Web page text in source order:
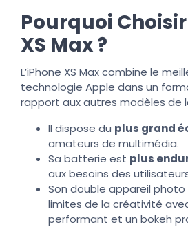
Pourquoi
XS Max ?
L’iPhone XS Max combine le
technologie Apple dans un
rapport aux autres modèles de
Il dispose du plus grand
amateurs de multimédia.
Sa batterie est plus
aux besoins des
Son double appareil photo
limites de la créativité
performant et un bokeh